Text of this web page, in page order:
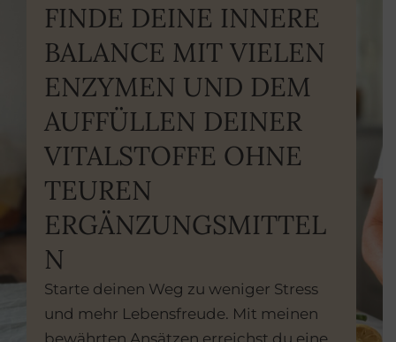
FINDE DEINE INNERE
BALANCE MIT VIELEN
ENZYMEN UND DEM
AUFFÜLLEN DEINER
VITALSTOFFE OHNE
TEUREN
ERGÄNZUNGSMITTEL
N
Starte deinen Weg zu weniger Stress
und mehr Lebensfreude. Mit meinen